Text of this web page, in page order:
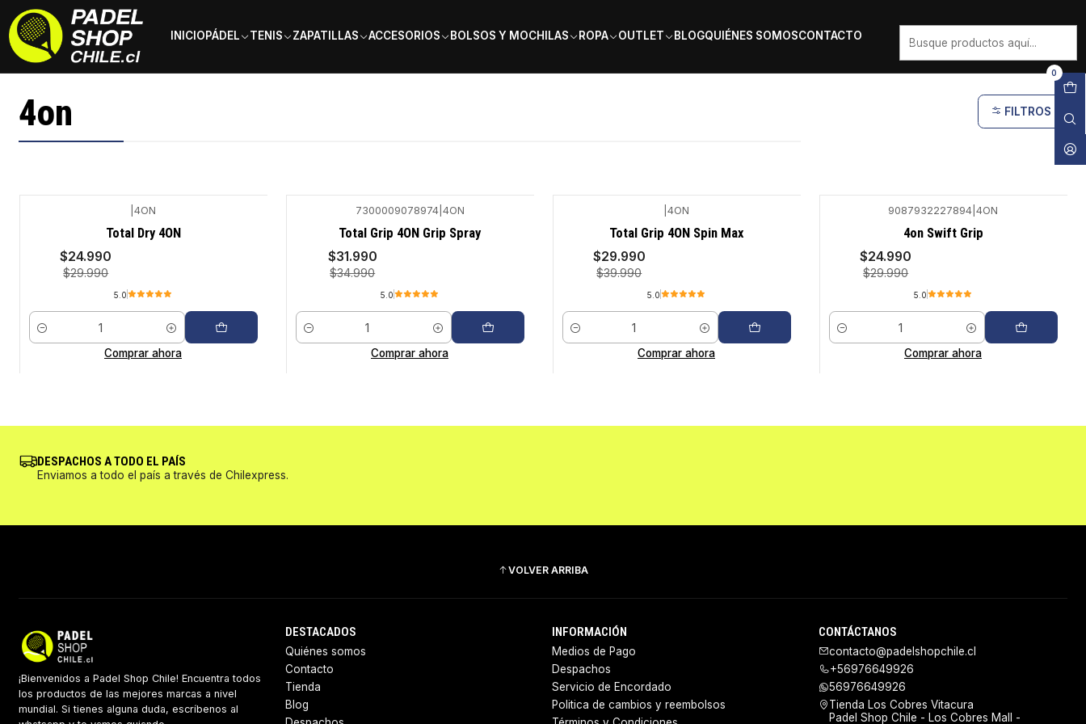
INICIOPÁDEL TENIS ZAPATILLAS ACCESORIOS BOLSOS Y MOCHILAS ROPA OUTLET BLOGQUIÉNES SOMOSCONTACTO
0
Inicio Marcas 4on
4on FILTROS
4ON
Total Dry 4ON
$24.990
$29.990
5.0
Cantidad
Comprar ahora
7300009078974| 4ON
Total Grip 4ON Grip Spray
$31.990
$34.990
5.0
Cantidad
Comprar ahora
4ON
Total Grip 4ON Spin Max
$29.990
$39.990
5.0
Cantidad
Comprar ahora
9087932227894 4ON
4on Swift Grip
$24.990
$29.990
5.0
Cantidad
Comprar ahora
DESPACHOS A TODO EL PAÍS
Enviamos a todo el país a través de Chilexpress.
VOLVER ARRIBA
¡Bienvenidos a Padel Shop Chile! Encuentra todos
los productos de las mejores marcas a nivel
mundial. Si tienes alguna duda, escríbenos al
DESTACADOS
Quiénes somos
Contacto
Tienda
Blog
INFORMACIÓN
Medios de Pago
Despachos
Servicio de Encordado
Politica de cambios y reembolsos
CONTÁCTANOS
contacto@padelshopchile.cl
+56976649926
56976649926
Tienda Los Cobres Vitacura
Padel Shop Chile - Los Cobres Mall -